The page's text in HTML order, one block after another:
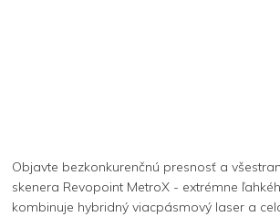
Objavte bezkonkurenčnú presnosť a
skenera Revopoint MetroX - extrémne
kombinuje hybridný viacpásmový laser a